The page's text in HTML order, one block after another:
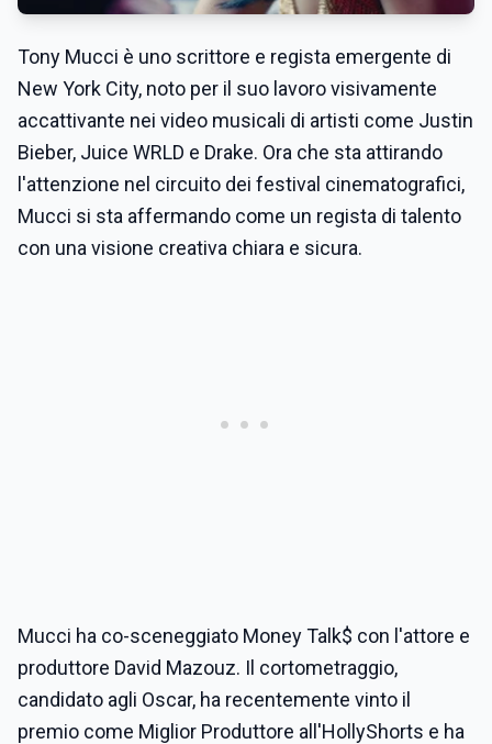
Tony Mucci è uno scrittore e regista emergente di
New York City, noto per il suo lavoro visivamente
accattivante nei video musicali di artisti come Justin
Bieber, Juice WRLD e Drake. Ora che sta attirando
l'attenzione nel circuito dei festival cinematografici,
Mucci si sta affermando come un regista di talento
con una visione creativa chiara e sicura.
Mucci ha co-sceneggiato Money Talk$ con l'attore e
produttore David Mazouz. Il cortometraggio,
candidato agli Oscar, ha recentemente vinto il
premio come Miglior Produttore all'HollyShorts e ha